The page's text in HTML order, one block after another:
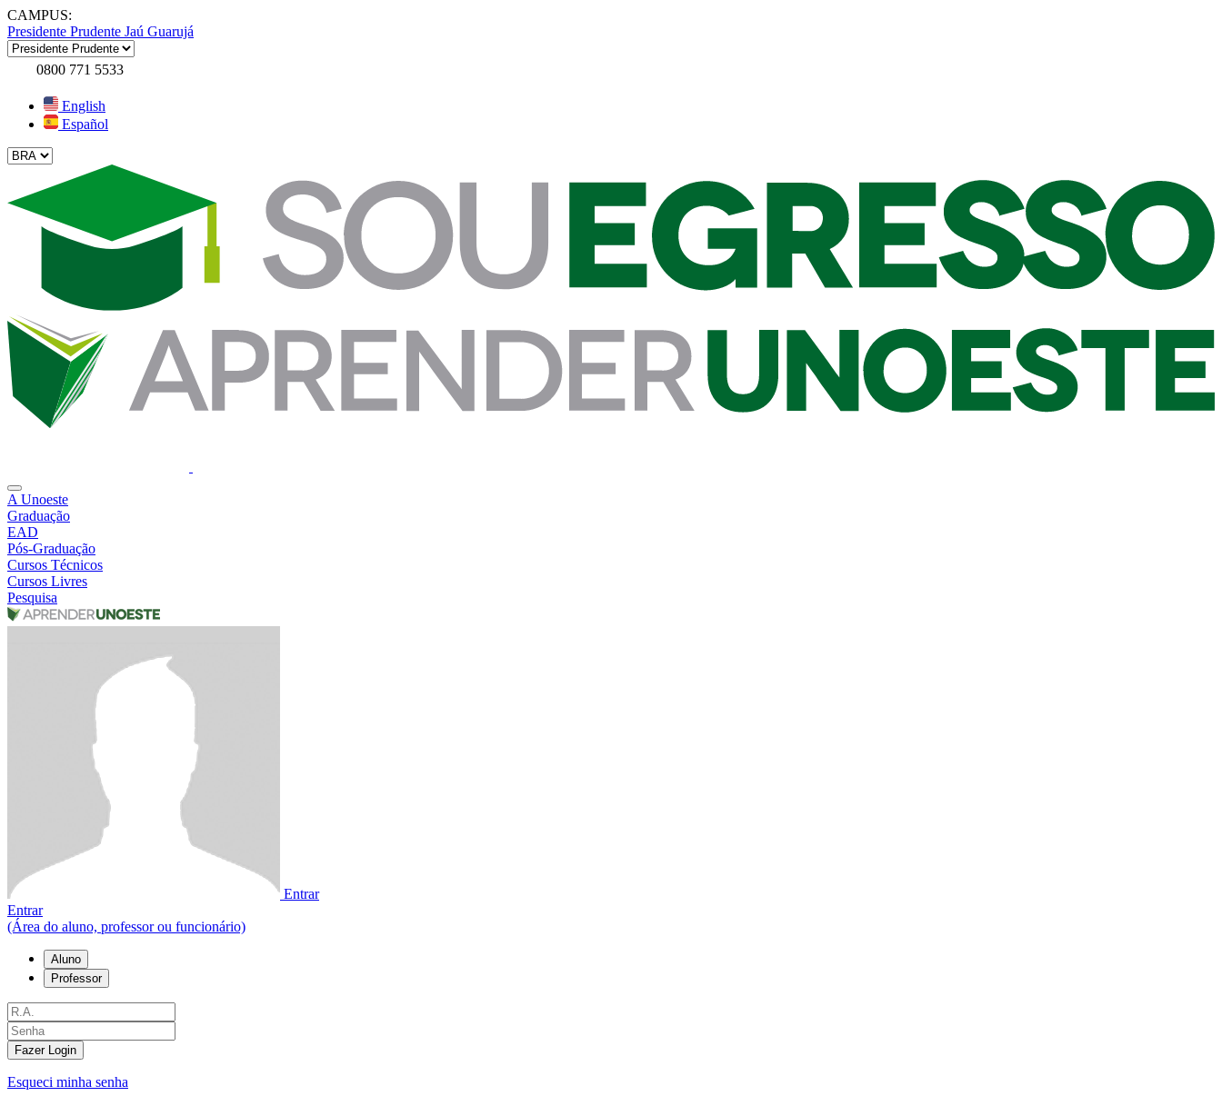
CAMPUS:
Presidente Prudente Jaú Guarujá
0800 771 5533
English
Español
A Unoeste
Graduação
EAD
Pós-Graduação
Cursos Técnicos
Cursos Livres
Pesquisa
Entrar
Entrar
(Área do aluno, professor ou funcionário)
Aluno
Professor
Fazer Login
Esqueci minha senha